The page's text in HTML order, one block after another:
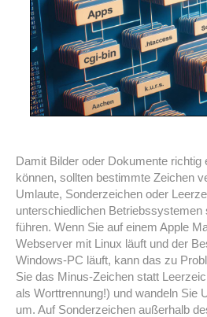
Damit Bilder oder Dokumente richtig
können, sollten bestimmte Zeichen
Umlaute, Sonderzeichen oder
unterschiedlichen
führen. Wenn Sie auf einem Apple
Webserver mit Linux läuft und der
Windows-PC läuft, kann das zu
Sie das Minus-Zeichen statt
als Worttrennung!) und wandeln Sie
um. Auf Sonderzeichen außerhalb